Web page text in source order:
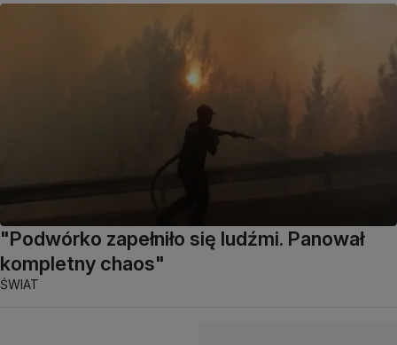
"Podwórko zapełniło się ludźmi. Panował
kompletny chaos"
ŚWIAT